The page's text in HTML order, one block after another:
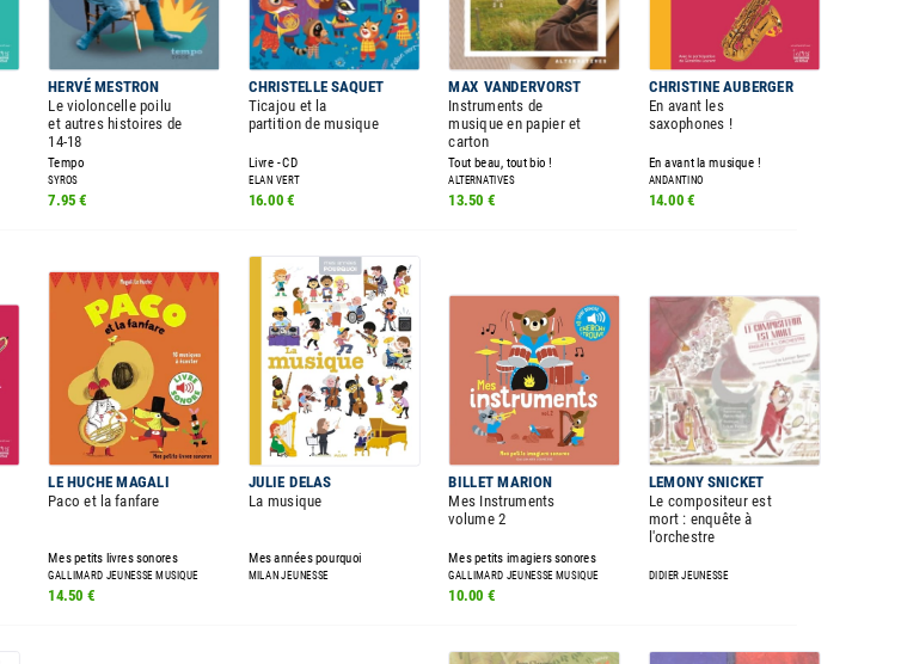
HERVÉ MESTRON CHRISTELLE SAQUET MAX VANDERVORST CHRISTINE AUBERGER
Le violoncelle poilu
et autres histoires de
14-18
Ticajou et la
partition de musique
Instruments de
musique en papier et
carton
En avant les
saxophones !
Tempo Livre - CD Tout beau, tout bio ! En avant la musique !
SYROS ELAN VERT ALTERNATIVES ANDANTINO
7.95 € 16.00 € 13.50 € 14.00 €
LE HUCHE MAGALI JULIE DELAS BILLET MARION LEMONY SNICKET
Paco et la fanfare La musique Mes Instruments
volume 2
Le compositeur est
mort : enquête à
l'orchestre
Mes petits livres sonores Mes années pourquoi Mes petits imagiers sonores
GALLIMARD JEUNESSE MUSIQUE MILAN JEUNESSE GALLIMARD JEUNESSE MUSIQUE DIDIER JEUNESSE
14.50 € 10.00 €